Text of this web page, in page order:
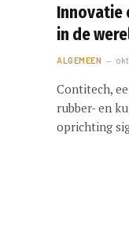
Innovatie
in de
ALGEMEEN
Contitech,
rubber- en
oprichting